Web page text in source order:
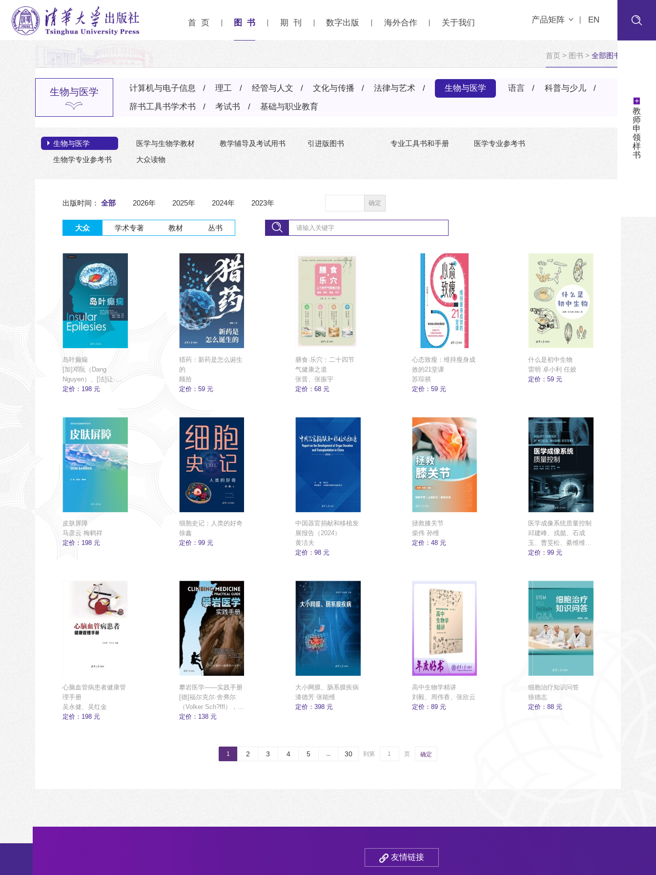
首 页 图 书 期 刊 数字出版 海外合作 关于我们 产品矩阵 EN
+
教
师
申
领
样
书
首页 > 图书 > 全部图书
生物与医学 计算机与电子信息 理工 经管与人文 文化与传播 法律与艺术 生物与医学 语言
科普与少儿
辞书工具书学术书
考试书 基础与职业教育
生物与医学 医学与生物学教材 教学辅导及考试用书 引进版图书 专业工具书和手册
医学专业参考书
生物学专业参考书
大众读物
确定
出版时间： 全部 2026年 2025年 2024年
2023年
2022年
2021年
大众
学术专著 教材 丛书
岛叶癫痫
[加]邓阮（Dang
Nguyen）、[法]让·伊
斯纳赫（Jean
Kahane）主编；徐成
伟、王海祥 主译
定价：198 元
猎药：新药是怎么诞生
的
顾拾
定价：59 元
膳食·乐穴：二十四节
气健康之道
张晋、张振宇
定价：68 元
心态致瘦：维持瘦身成
效的21堂课
苏琮祺
定价：59 元
什么是初中生物
雷明 卓小利 任姣
定价：59 元
皮肤屏障
马彦云 梅鹤祥
定价：198 元
细胞史记：人类的好奇
徐鑫
定价：99 元
中国器官捐献和移植发
展报告（2024）
黄洁夫
定价：98 元
拯救膝关节
柴伟 孙维
定价：48 元
医学成像系统质量控制
邱建峰、戎懿、石成
玉、曹旻松、綦维维、
邢海群、李敬玉、侯坤
定价：99 元
心脑血管病患者健康管
理手册
吴永健、吴红金
定价：198 元
攀岩医学——实践手册
[德]福尔克尔·舍弗尔
（Volker Sch?ffl），
[德]伊莎贝尔·舍弗尔
（Christoph Lutter），
[奥]托马斯·霍赫霍尔策
定价：138 元
大小网膜、肠系膜疾病
漆德芳 张能维
定价：398 元
高中生物学精讲
刘毅、周伟香、张欣云
定价：89 元
细胞治疗知识问答
徐德志
定价：88 元
1 2 3 4 5 ... 30 到第 页 确定
友情链接